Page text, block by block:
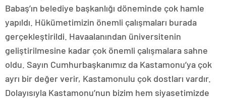
Babaş’ın belediye başkanlığı döneminde çok hamle
yapıldı. Hükümetimizin önemli çalışmaları burada
gerçekleştirildi. Havaalanından üniversitenin
geliştirilmesine kadar çok önemli çalışmalara sahne
oldu. Sayın Cumhurbaşkanımız da Kastamonu’ya çok
ayrı bir değer verir, Kastamonulu çok dostları vardır.
Dolayısıyla Kastamonu’nun bizim hem siyasetimizde